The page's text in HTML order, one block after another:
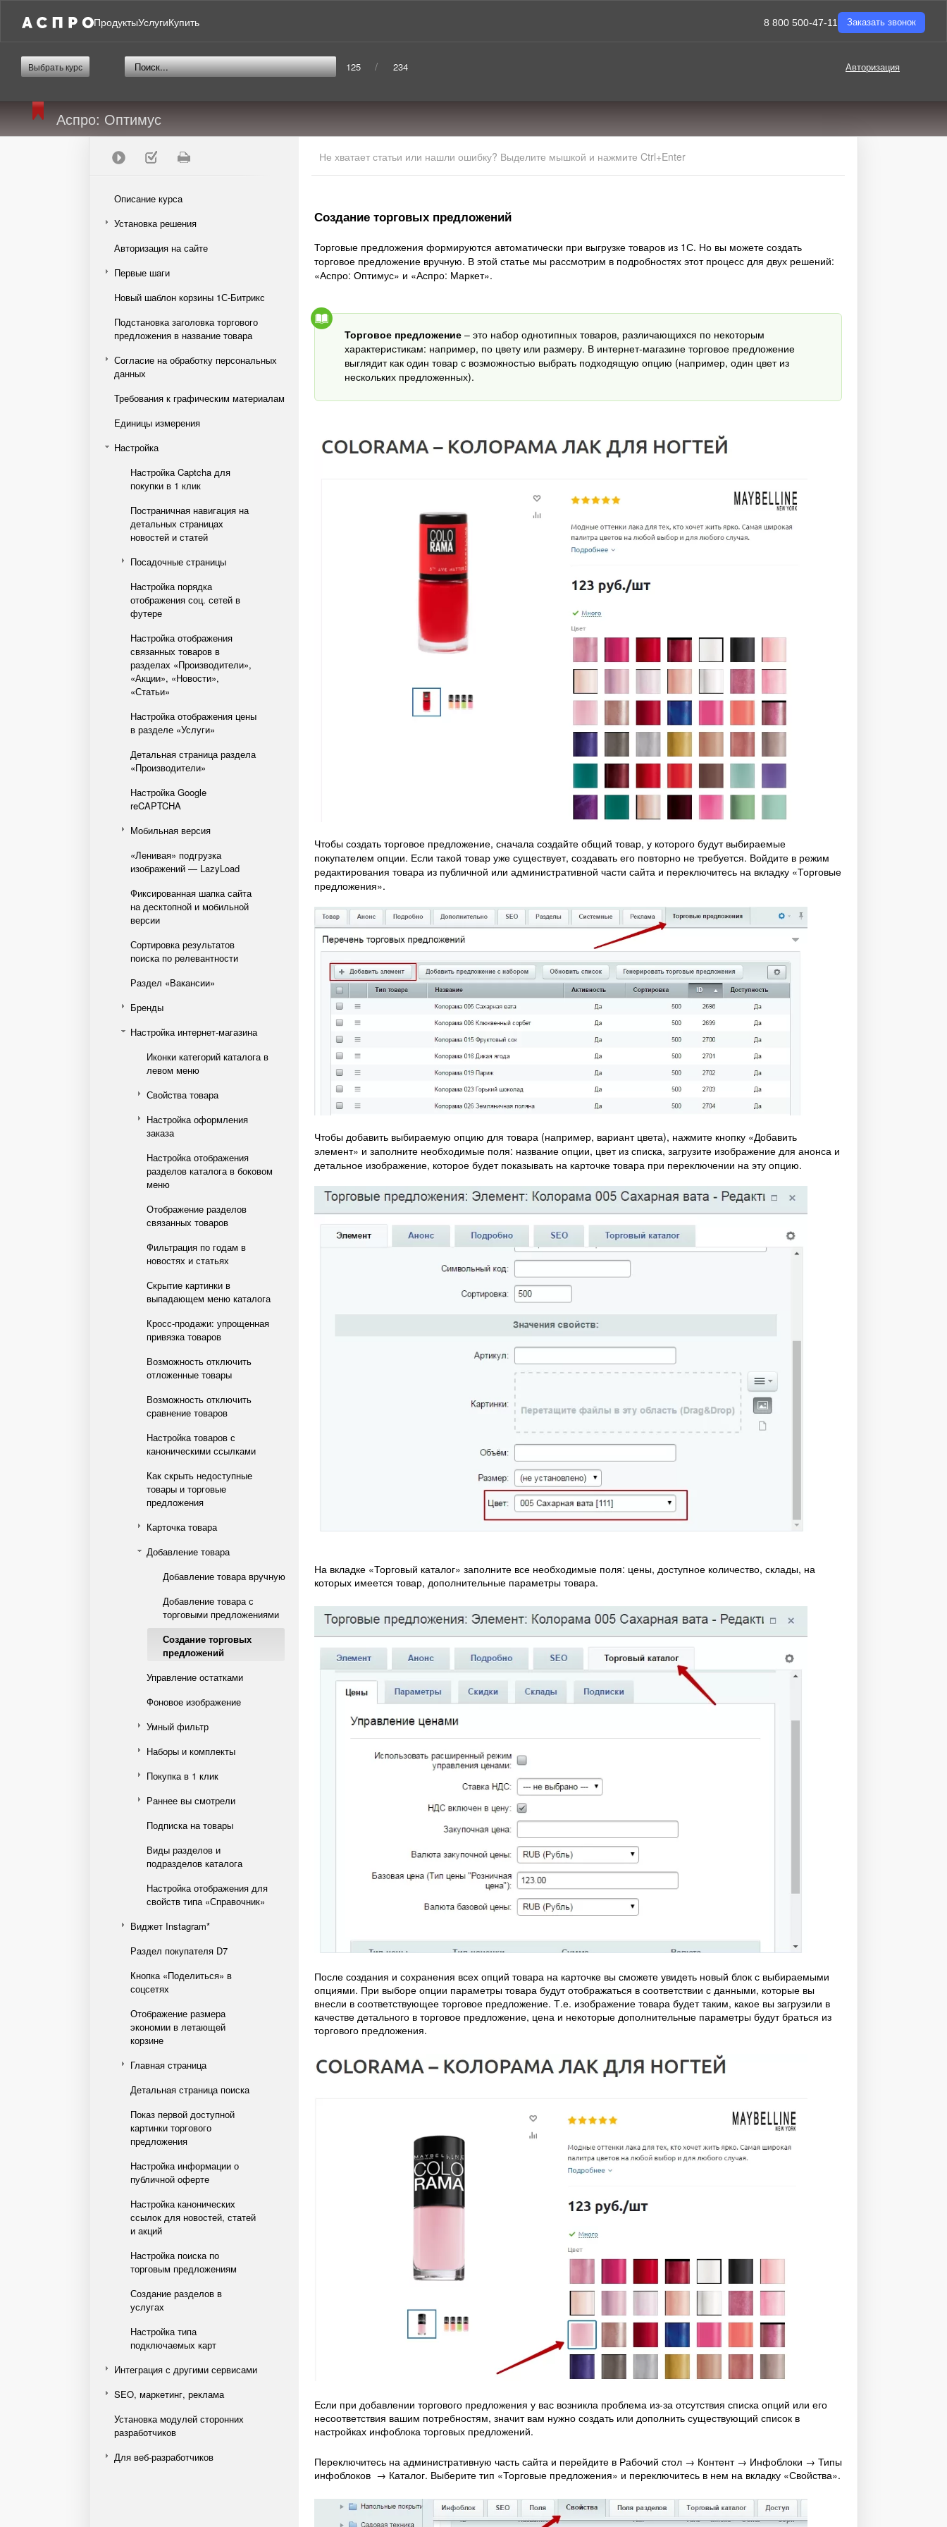
ПродуктыУслугиКупить 8 800 500-47-11 Заказать звонок
Авторизация
Выбрать курс 125 / 234
Аспро: Оптимус
Описание курса
Установка решения
Авторизация на сайте
Первые шаги
Новый шаблон корзины 1С-Битрикс
Подстановка заголовка торгового
предложения в название товара
Согласие на обработку персональных
данных
Требования к графическим материалам
Единицы измерения
Настройка
Настройка Captcha для
покупки в 1 клик
Постраничная навигация на
детальных страницах
новостей и статей
Посадочные страницы
Настройка порядка
отображения соц. сетей в
футере
Настройка отображения
связанных товаров в
разделах «Производители»,
«Акции», «Новости»,
«Статьи»
Настройка отображения цены
в разделе «Услуги»
Детальная страница раздела
«Производители»
Настройка Google
reCAPTCHA
Мобильная версия
«Ленивая» подгрузка
изображений — LazyLoad
Фиксированная шапка сайта
на десктопной и мобильной
версии
Сортировка результатов
поиска по релевантности
Раздел «Вакансии»
Бренды
Настройка интернет-магазина
Иконки категорий каталога в
левом меню
Свойства товара
Настройка оформления
заказа
Настройка отображения
разделов каталога в боковом
меню
Отображение разделов
связанных товаров
Фильтрация по годам в
новостях и статьях
Скрытие картинки в
выпадающем меню каталога
Кросс-продажи: упрощенная
привязка товаров
Возможность отключить
отложенные товары
Возможность отключить
сравнение товаров
Настройка товаров с
каноническими ссылками
Как скрыть недоступные
товары и торговые
предложения
Карточка товара
Добавление товара
Добавление товара вручную
Добавление товара с
торговыми предложениями
Создание торговых
предложений
Управление остатками
Фоновое изображение
Умный фильтр
Наборы и комплекты
Покупка в 1 клик
Раннее вы смотрели
Подписка на товары
Виды разделов и
подразделов каталога
Настройка отображения для
свойств типа «Справочник»
Виджет Instagram*
Раздел покупателя D7
Кнопка «Поделиться» в
соцсетях
Отображение размера
экономии в летающей
корзине
Главная страница
Детальная страница поиска
Показ первой доступной
картинки торгового
предложения
Настройка информации о
публичной оферте
Настройка канонических
ссылок для новостей, статей
и акций
Настройка поиска по
торговым предложениям
Создание разделов в
услугах
Настройка типа
подключаемых карт
Интеграция с другими сервисами
SEO, маркетинг, реклама
Установка модулей сторонних
разработчиков
Для веб-разработчиков
Не хватает статьи или нашли ошибку? Выделите мышкой и нажмите Ctrl+Enter
Создание торговых предложений
Торговые предложения формируются автоматически при выгрузке товаров из 1С. Но вы можете создать
торговое предложение вручную. В этой статье мы рассмотрим в подробностях этот процесс для двух решений:
«Аспро: Оптимус» и «Аспро: Маркет».
Торговое предложение – это набор однотипных товаров, различающихся по некоторым
характеристикам: например, по цвету или размеру. В интернет-магазине торговое предложение
выглядит как один товар с возможностью выбрать подходящую опцию (например, один цвет из
нескольких предложенных).
Чтобы создать торговое предложение, сначала создайте общий товар, у которого будут выбираемые
покупателем опции. Если такой товар уже существует, создавать его повторно не требуется. Войдите в режим
редактирования товара из публичной или административной части сайта и переключитесь на вкладку «Торговые
предложения».
Чтобы добавить выбираемую опцию для товара (например, вариант цвета), нажмите кнопку «Добавить
элемент» и заполните необходимые поля: название опции, цвет из списка, загрузите изображение для анонса и
детальное изображение, которое будет показывать на карточке товара при переключении на эту опцию.
На вкладке «Торговый каталог» заполните все необходимые поля: цены, доступное количество, склады, на
которых имеется товар, дополнительные параметры товара.
После создания и сохранения всех опций товара на карточке вы сможете увидеть новый блок с выбираемыми
опциями. При выборе опции параметры товара будут отображаться в соответствии с данными, которые вы
внесли в соответствующее торговое предложение. Т.е. изображение товара будет таким, какое вы загрузили в
качестве детального в торговое предложение, цена и некоторые дополнительные параметры будут браться из
торгового предложения.
Если при добавлении торгового предложения у вас возникла проблема из-за отсутствия списка опций или его
несоответствия вашим потребностям, значит вам нужно создать или дополнить существующий список в
настройках инфоблока торговых предложений.
Переключитесь на административную часть сайта и перейдите в Рабочий стол → Контент → Инфоблоки → Типы
инфоблоков → Каталог. Выберите тип «Торговые предложения» и переключитесь в нем на вкладку «Свойства».